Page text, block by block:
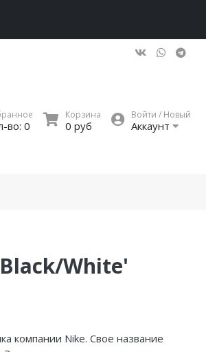
во: 0
Корзина
0 руб
Войти / Новый
Аккаунт
White'
компании Nike. Свое название